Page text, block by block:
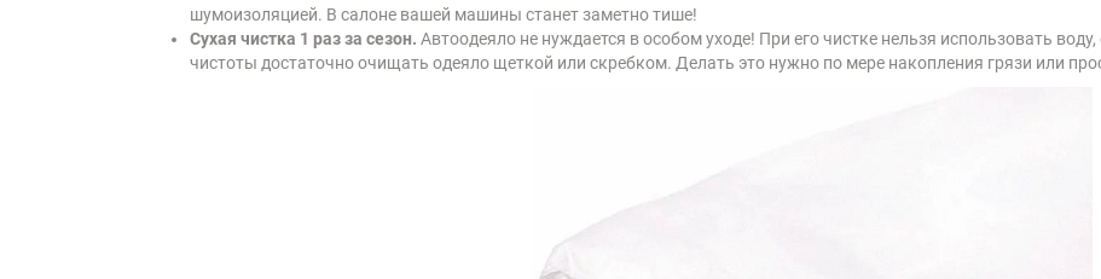
шумоизоляцией. В салоне вашей машины станет заметно тише!
Сухая чистка 1 раз за сезон. Автоодеяло не нуждается в особом уходе! При его чистке нельзя использовать
чистоты достаточно очищать одеяло щеткой или скребком. Делать это нужно по мере накопления грязи или